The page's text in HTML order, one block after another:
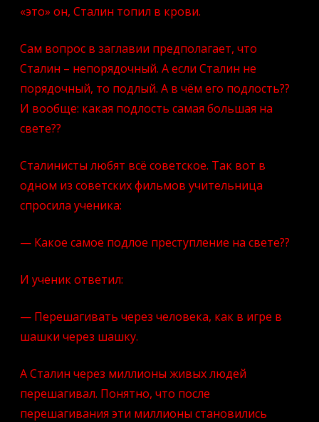
«это» он, Сталин топил в крови.
Сам вопрос в заглавии предполагает, что
Сталин – непорядочный. А если Сталин не
порядочный, то подлый. А в чём его подлость??
И вообще: какая подлость самая большая на
свете??
Сталинисты любят всё советское. Так вот в
одном из советских фильмов учительница
спросила ученика:
— Какое самое подлое преступление на свете??
И ученик ответил:
— Перешагивать через человека, как в игре в
шашки через шашку.
А Сталин через миллионы живых людей
перешагивал. Понятно, что после
перешагивания эти миллионы становились